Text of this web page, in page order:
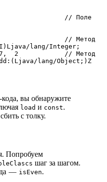
lang/Integer;
lang/Object;)Z
вы обнаружите
load и const.
с толку.
Попробуем
шаг за шагом.
— isEven.